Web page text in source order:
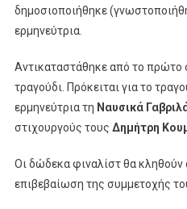
δημοσιοποιήθηκε
ερμηνεύτρια.
Αντικαταστάθηκε από το πρώτο
τραγούδι. Πρόκειται για το
ερμηνεύτρια τη Ναυσικά
στιχουργούς τους Δημήτρη
Οι δώδεκα φιναλίστ θα κληθούν
επιβεβαίωση της συμμετοχής